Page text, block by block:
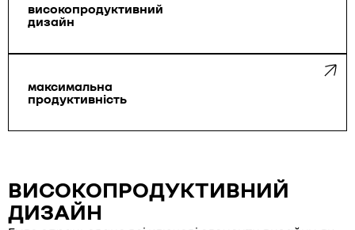
високопродуктивний
дизайн
максимальна
продуктивність
ВИСОКОПРОДУКТИВНИЙ
ДИЗАЙН